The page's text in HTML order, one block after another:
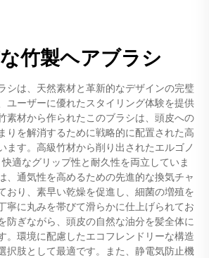
竹製ヘアブラシ
シは、天然素材と革新的なデザインの完璧
ユーザーに優れたスタイリング体験を提供
素材から作られたこのブラシは、頭皮への
りを解消するために戦略的に配置された高
ます。高級竹材から削り出されたエルゴノ
適なグリップ性と耐久性を両立していま
、通気性を高めるための先進的な換気チャ
おり、素早い乾燥を促進し、細菌の増殖を
寧に丸みを帯びて滑らかに仕上げられてお
防ぎながら、頭皮の自然な油分を髪全体に
。環境に配慮したエコフレンドリーな構造
択肢として最適です。また、静電気防止機